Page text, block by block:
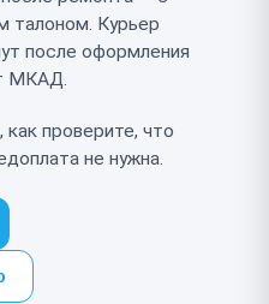
талоном. Курьер
после оформления
МКАД.
проверите, что
не нужна.